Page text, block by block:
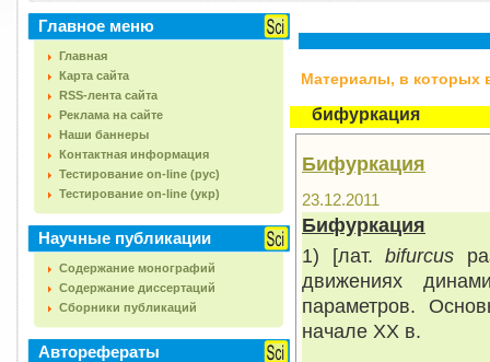
перемещение обучающихся,
профессорско-преподавательского
состава, ученых, инженерно-те...
Главное меню
Главная
Карта сайта
RSS-лента сайта
Реклама на сайте
Наши баннеры
Контактная информация
Тестирование on-line (рус)
Тестирование on-line (укр)
Научные публикации
Содержание монографий
Содержание диссертаций
Сборники публикаций
Авторефераты
Материалы, в которых
бифуркация
Бифуркация
23.12.2011
Бифуркация
1) [лат. bifurcus
движениях
параметров.
начале ХХ в.